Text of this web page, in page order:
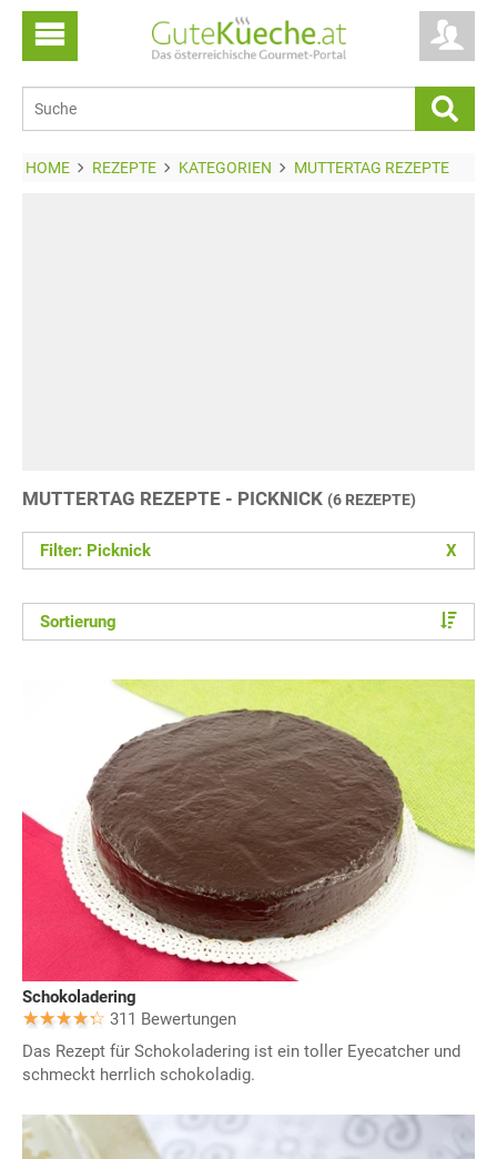
HOME REZEPTE KATEGORIEN MUTTERTAG REZEPTE
MUTTERTAG REZEPTE - PICKNICK (6 REZEPTE)
Filter: Picknick X
Sortierung
Schokoladering
311 Bewertungen
Das Rezept für Schokoladering ist ein toller Eyecatcher und
schmeckt herrlich schokoladig.